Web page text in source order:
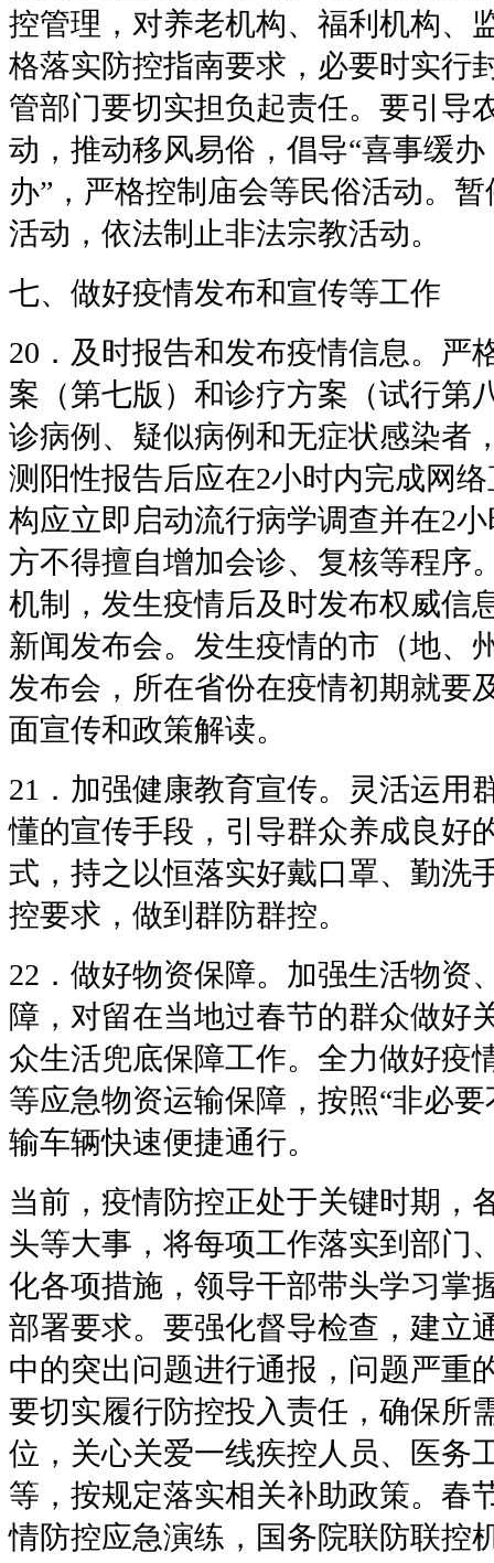
控管理，对养老机构、福利机构、
格落实防控指南要求，必要时实行
管部门要切实担负起责任。要引导
动，推动移风易俗，倡导“喜事缓
办”，严格控制庙会等民俗活动。
活动，依法制止非法宗教活动。
七、做好疫情发布和宣传等工作
20．及时报告和发布疫情信息。严
案（第七版）和诊疗方案（试行第
诊病例、疑似病例和无症状感染者
测阳性报告后应在2小时内完成网
构应立即启动流行病学调查并在2
方不得擅自增加会诊、复核等程序
机制，发生疫情后及时发布权威信
新闻发布会。发生疫情的市（地、
发布会，所在省份在疫情初期就要
面宣传和政策解读。
21．加强健康教育宣传。灵活运用
懂的宣传手段，引导群众养成良好
式，持之以恒落实好戴口罩、勤洗
控要求，做到群防群控。
22．做好物资保障。加强生活物资
障，对留在当地过春节的群众做好
众生活兜底保障工作。全力做好疫
等应急物资运输保障，按照“非必
输车辆快速便捷通行。
当前，疫情防控正处于关键时期，
头等大事，将每项工作落实到部门
化各项措施，领导干部带头学习掌
部署要求。要强化督导检查，建立
中的突出问题进行通报，问题严重
要切实履行防控投入责任，确保所
位，关心关爱一线疾控人员、医务
等，按规定落实相关补助政策。春
情防控应急演练，国务院联防联控